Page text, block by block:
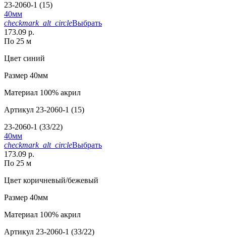
23-2060-1 (15)
40мм
checkmark_alt_circleВыбрать
173.09 р.
По 25 м
Цвет синий
Размер 40мм
Материал 100% акрил
Артикул 23-2060-1 (15)
23-2060-1 (33/22)
40мм
checkmark_alt_circleВыбрать
173.09 р.
По 25 м
Цвет коричневый/бежевый
Размер 40мм
Материал 100% акрил
Артикул 23-2060-1 (33/22)